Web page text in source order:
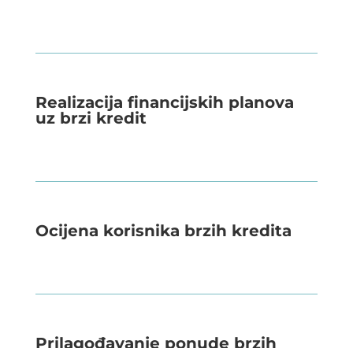
Realizacija financijskih planova
uz brzi kredit
Ocijena korisnika brzih kredita
Prilagođavanje ponude brzih